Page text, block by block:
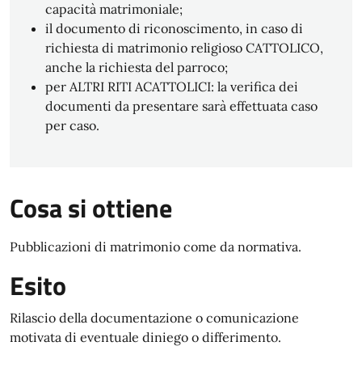
capacità matrimoniale;
il documento di riconoscimento, in caso di
richiesta di matrimonio religioso CATTOLICO,
anche la richiesta del parroco;
per ALTRI RITI ACATTOLICI: la verifica dei
documenti da presentare sarà effettuata caso
per caso.
Cosa si ottiene
Pubblicazioni di matrimonio come da normativa.
Esito
Rilascio della documentazione o comunicazione
motivata di eventuale diniego o differimento.